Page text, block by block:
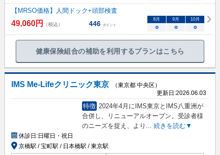
【MRSO価格】人間ドック+頭部検査
49,060円 （税込） 446 ポイント
8 月 9 月 10月
○ ○ ○
健康保険組合の補助を利用するプランはこちら
IMS Me-Lifeクリニック東京
（東京都 中央区）
更新日:2026.06.03
特徴 2024年4月にIMS東京とIMS八重洲が
合併し、リニューアルオープン。受診者様
のニーズを捉え、より ... 続きを読む▼
休診日:日曜日・祝日
京橋駅 / 宝町駅 / 日本橋駅 / 東京駅